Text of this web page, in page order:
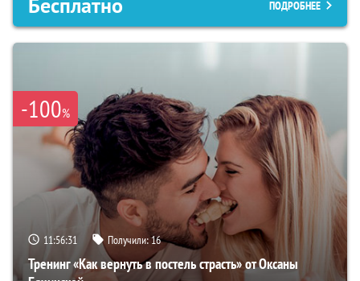
Бесплатно ПОДРОБНЕЕ
-100%
11:56:30 Получили:16
Тренинг «Как вернуть в постель страсть» от Оксаны